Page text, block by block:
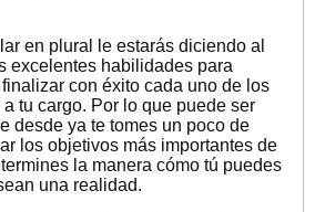
en plural le estarás diciendo al
excelentes habilidades para
con éxito cada uno de los
tu cargo. Por lo que puede ser
desde ya te tomes un poco de
los objetivos más importantes de
la manera cómo tú puedes
una realidad.